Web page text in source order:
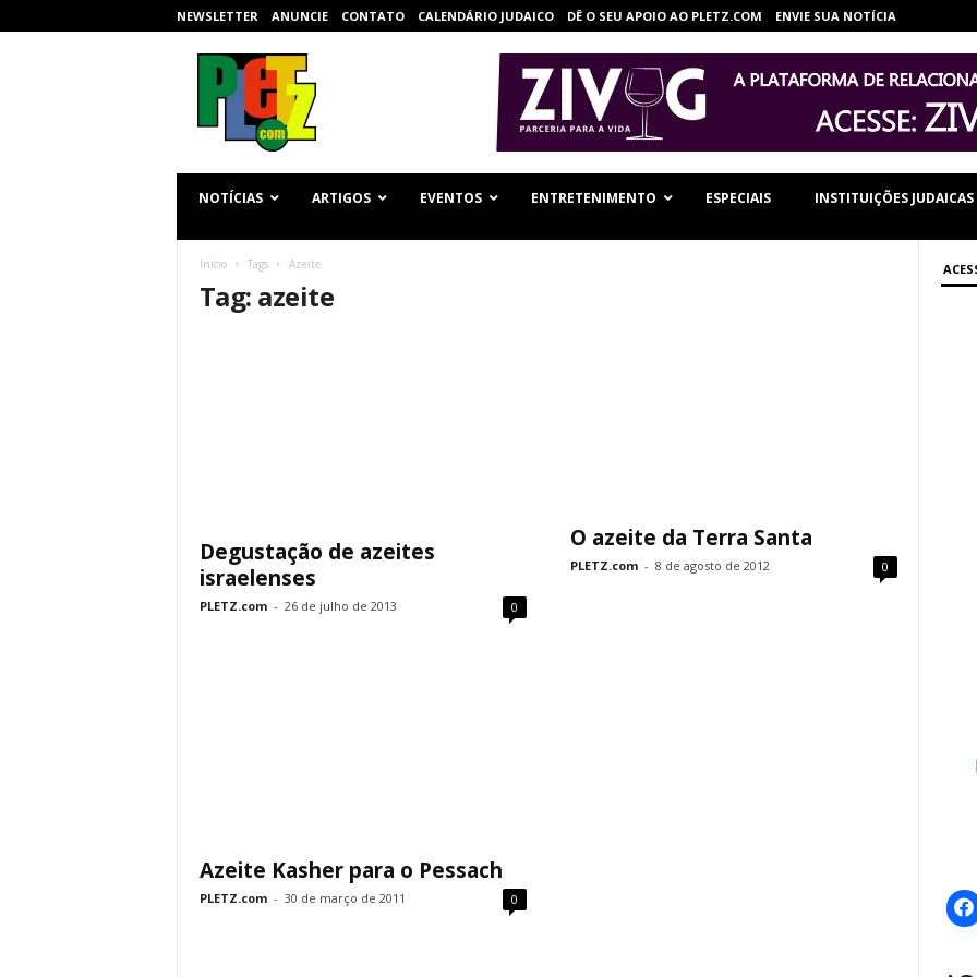
NEWSLETTER ANUNCIE CONTATO CALENDÁRIO JUDAICO DÊ O SEU APOIO AO PLETZ.COM ENVIE SUA NOTÍCIA
NOTÍCIAS ARTIGOS EVENTOS ENTRETENIMENTO ESPECIAIS INSTITUIÇÕES JUDAICAS
Início Tags Azeite
Tag: azeite
Degustação de azeites
israelenses
PLETZ.com - 26 de julho de 2013 0
O azeite da Terra Santa
PLETZ.com - 8 de agosto de 2012 0
Azeite Kasher para o Pessach
PLETZ.com - 30 de março de 2011 0